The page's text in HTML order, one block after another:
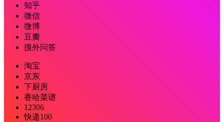
知乎
微信
微博
豆瓣
搜外问答
淘宝
京东
下厨房
香哈菜谱
12306
快递100